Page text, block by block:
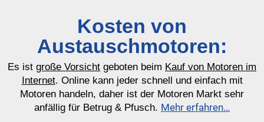
Kosten von
Austauschmotoren:
Es ist große Vorsicht geboten beim Kauf von Motoren im
Internet. Online kann jeder schnell und einfach mit
Motoren handeln, daher ist der Motoren Markt sehr
anfällig für Betrug & Pfusch. Mehr erfahren…